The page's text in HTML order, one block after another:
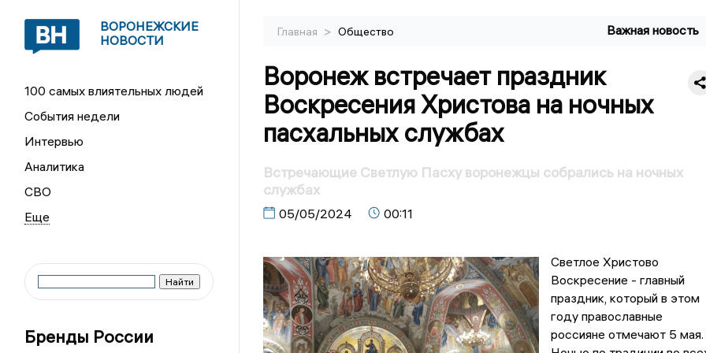
ВОРОНЕЖСКИЕ
НОВОСТИ
100 самых влиятельных людей
События недели
Интервью
Аналитика
СВО
Бренды России
Главная > Общество Важная новость
Воронеж встречает праздник
Воскресения Христова на ночных
пасхальных службах
Встречающие Светлую Пасху воронежцы собрались на ночных
службах
05/05/2024 00:11
Светлое Христово
Воскресение - главный
праздник, который в этом
году православные
россияне отмечают 5 мая.